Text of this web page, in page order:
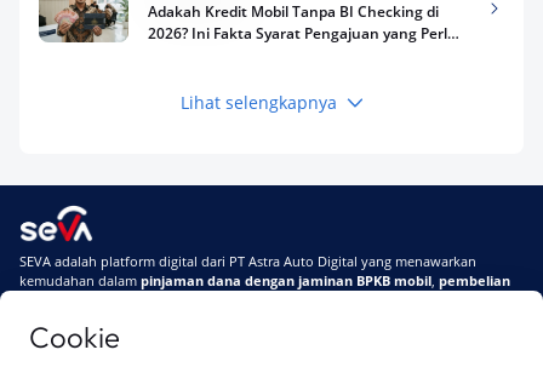
Cookie
Adakah Kredit Mobil Tanpa BI Checking di
2026? Ini Fakta Syarat Pengajuan yang Perlu
Keuangan
Terpercaya
Telat Bayar Pinjol 2 Hari, Apakah Langsung
Masuk BI Checking? Simak Peraturan
Lihat selengkapnya
SEVA adalah platform digital dari PT Astra Auto Digital yang menawarkan
kemudahan dalam pinjaman dana dengan jaminan BPKB mobil, pembelian
Di SEVA, BPKB mobilmu #BisaJadiDuit